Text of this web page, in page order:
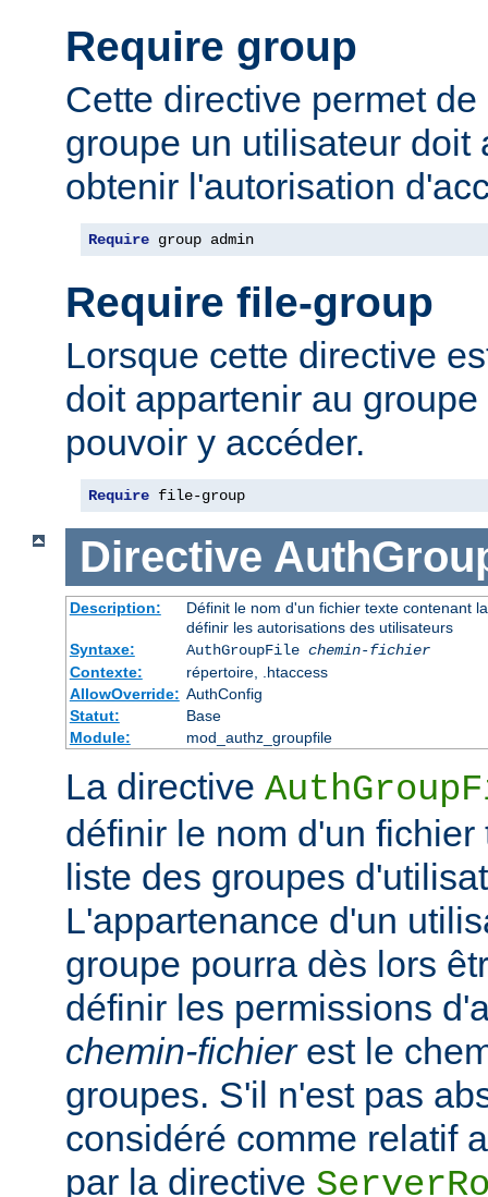
Require group
Cette directive permet
groupe un utilisateur doit
obtenir l'autorisation
Require group admin
Require file-group
Lorsque cette directive
doit appartenir au
pouvoir y accéder.
Require file-group
Directive
Description:
Définit le nom d'un fichier texte contenant
définir les autorisations des utilisateurs
Syntaxe:
AuthGroupFile chemin-fichier
Contexte:
répertoire, .htaccess
AllowOverride: AuthConfig
Statut:
Base
Module:
mod_authz_groupfile
La directive
définir le nom d'un
liste des groupes
L'appartenance d'un
groupe pourra dès lors
définir les permissions
chemin-fichierest le
groupes. S'il n'est pas
considéré comme relatif
par la directive